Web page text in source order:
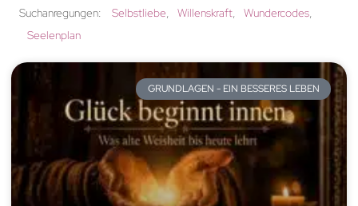
Suchanregungen: Selbstliebe Willenskraft
Wundercodes
Seelenplan
GRUNDLAGEN - EIN BESSERES LEBEN